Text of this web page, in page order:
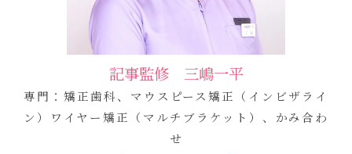
記事監修 三嶋一平
専門：矯正歯科、マウスピース矯正（インビザライ
ン）ワイヤー矯正（マルチブラケット）、かみ合わ
せ